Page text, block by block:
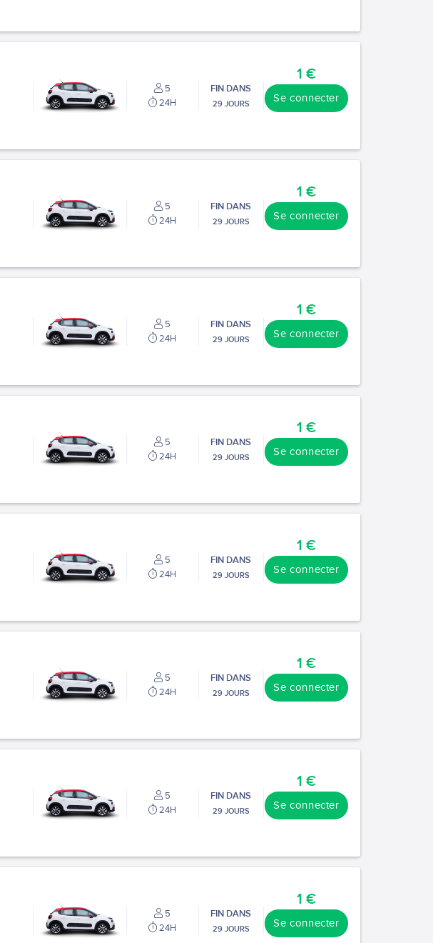
5
24H
FIN DANS
29 JOURS
1 €
Se connecter
5
24H
FIN DANS
29 JOURS
1 €
Se connecter
5
24H
FIN DANS
29 JOURS
1 €
Se connecter
5
24H
FIN DANS
29 JOURS
1 €
Se connecter
5
24H
FIN DANS
29 JOURS
1 €
Se connecter
5
24H
FIN DANS
29 JOURS
1 €
Se connecter
5
24H
FIN DANS
29 JOURS
1 €
Se connecter
5
24H
FIN DANS
29 JOURS
1 €
Se connecter